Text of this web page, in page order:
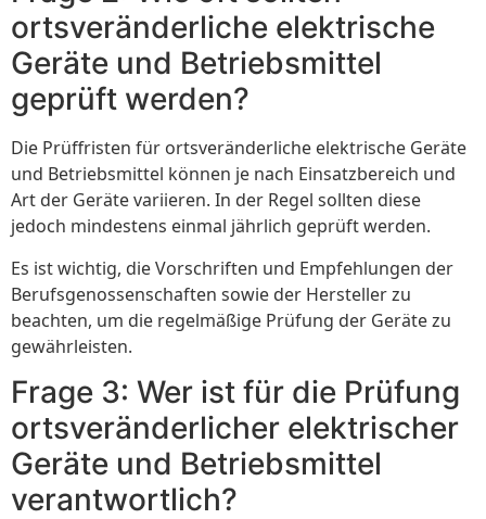
ortsveränderliche elektrische
Geräte und Betriebsmittel
geprüft werden?
Die Prüffristen für ortsveränderliche elektrische Geräte
und Betriebsmittel können je nach Einsatzbereich und
Art der Geräte variieren. In der Regel sollten diese
jedoch mindestens einmal jährlich geprüft werden.
Es ist wichtig, die Vorschriften und Empfehlungen der
Berufsgenossenschaften sowie der Hersteller zu
beachten, um die regelmäßige Prüfung der Geräte zu
gewährleisten.
Frage 3: Wer ist für die Prüfung
ortsveränderlicher elektrischer
Geräte und Betriebsmittel
verantwortlich?